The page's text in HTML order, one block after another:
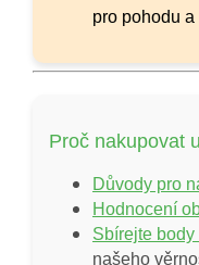
pro pohodu a
Proč nakupovat
Důvody pro
Hodnocení
Sbírejte
našeho